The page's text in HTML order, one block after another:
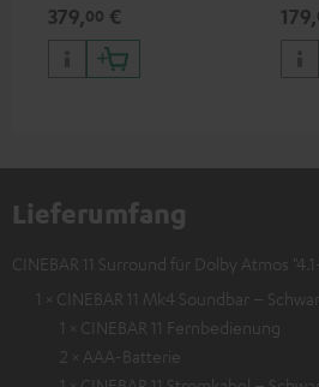
379,00 € 179,
Lieferumfang
CINEBAR 11 Surround für Dolby Atmos
1 × CINEBAR 11 Mk4 Soundbar –
1 × CINEBAR 11 Fernbedienung
2 × AAA-Batterie